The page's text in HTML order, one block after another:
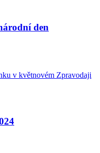
den
v květnovém Zpravodaji